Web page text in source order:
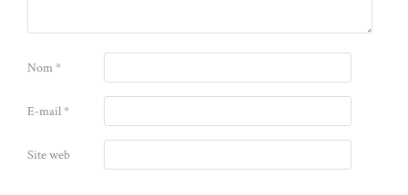
Nom*
E-mail*
Site web